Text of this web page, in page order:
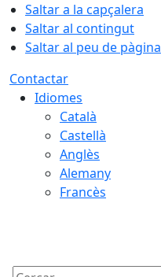
Saltar a la capçalera
Saltar al contingut
Saltar al peu de pàgina
Contactar
Idiomes
Català
Castellà
Anglès
Alemany
Francès